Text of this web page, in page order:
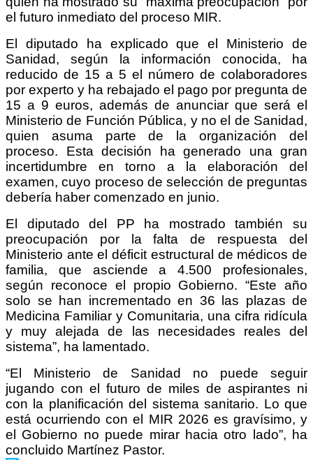
el futuro inmediato del proceso MIR.
El diputado ha explicado que el Ministerio de
Sanidad, según la información conocida, ha
reducido de 15 a 5 el número de colaboradores
por experto y ha rebajado el pago por pregunta de
15 a 9 euros, además de anunciar que será el
Ministerio de Función Pública, y no el de Sanidad,
quien asuma parte de la organización del
proceso. Esta decisión ha generado una gran
incertidumbre en torno a la elaboración del
examen, cuyo proceso de selección de preguntas
debería haber comenzado en junio.
El diputado del PP ha mostrado también su
preocupación por la falta de respuesta del
Ministerio ante el déficit estructural de médicos de
familia, que asciende a 4.500 profesionales,
según reconoce el propio Gobierno. “Este año
solo se han incrementado en 36 las plazas de
Medicina Familiar y Comunitaria, una cifra ridícula
y muy alejada de las necesidades reales del
sistema”, ha lamentado.
“El Ministerio de Sanidad no puede seguir
jugando con el futuro de miles de aspirantes ni
con la planificación del sistema sanitario. Lo que
está ocurriendo con el MIR 2026 es gravísimo, y
el Gobierno no puede mirar hacia otro lado”, ha
concluido Martínez Pastor.